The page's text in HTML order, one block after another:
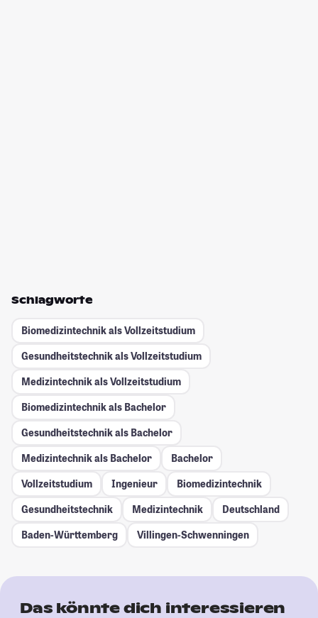
Schlagworte
Biomedizintechnik als Vollzeitstudium
Gesundheitstechnik als Vollzeitstudium
Medizintechnik als Vollzeitstudium
Biomedizintechnik als Bachelor
Gesundheitstechnik als Bachelor
Medizintechnik als Bachelor
Bachelor
Vollzeitstudium
Ingenieur
Biomedizintechnik
Gesundheitstechnik
Medizintechnik
Deutschland
Baden-Württemberg
Villingen-Schwenningen
Das könnte dich interessieren